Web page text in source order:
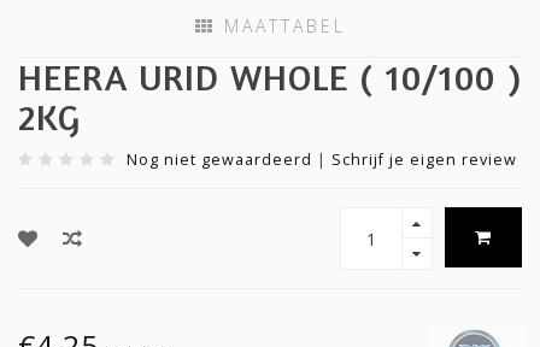
MAATTABEL
HEERA URID WHOLE ( 10/100 )
2KG
Nog niet gewaardeerd | Schrijf je eigen review